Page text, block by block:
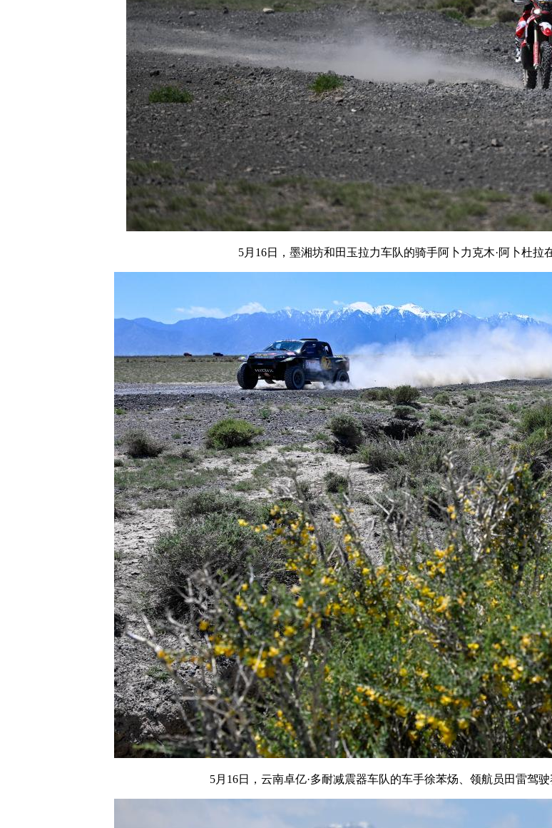
5月16日，墨湘坊和田玉拉力车队的骑手阿卜力克木·阿卜杜拉
5月16日，云南卓亿·多耐减震器车队的车手徐苯炀、领航员田雷驾